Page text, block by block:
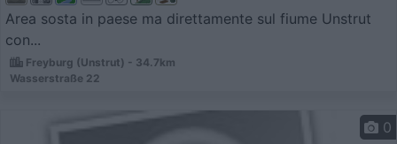
Area sosta in paese ma direttamente sul fiume Unstrut
con...
Freyburg (Unstrut) - 34.7km
Wasserstraße 22
0